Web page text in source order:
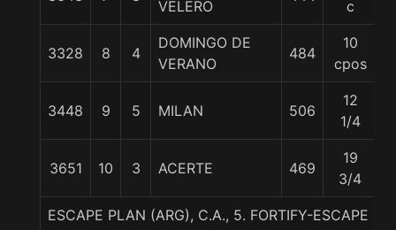
VELERO
c
3328 8 4
DOMINGO DE
VERANO
484
10
cpos
3448 9 5 MILAN 506
12
1/4
3651 10 3 ACERTE 469
19
3/4
ESCAPE PLAN (ARG), C.A., 5. FORTIFY-ESCAPE